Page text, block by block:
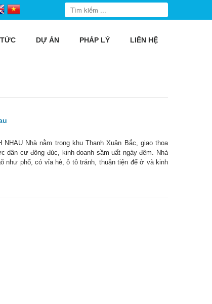
DỰ ÁN PHÁP LÝ LIÊN HỆ
Nhà nằm trong khu Thanh Xuân Bắc, giao thoa
dân cư đông đúc, kinh doanh sầm uất ngày đêm. Nhà
như phố, có vỉa hè, ô tô tránh, thuận tiện để ở và kinh